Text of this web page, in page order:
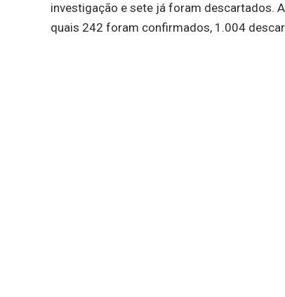
investigação e sete já foram descartados.
quais 242 foram confirmados, 1.004